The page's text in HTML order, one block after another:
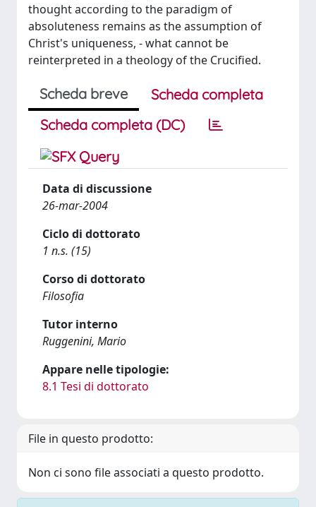
thought according to the paradigm of
absoluteness remains as the assumption of
Christ's uniqueness, - what cannot be
reinterpreted in a theology of the Crucified.
Scheda breve
Scheda completa
Scheda completa (DC)
Data di discussione
26-mar-2004
Ciclo di dottorato
1 n.s. (15)
Corso di dottorato
Filosofia
Tutor interno
Ruggenini, Mario
Appare nelle tipologie:
8.1 Tesi di dottorato
File in questo prodotto:
Non ci sono file associati a questo prodotto.